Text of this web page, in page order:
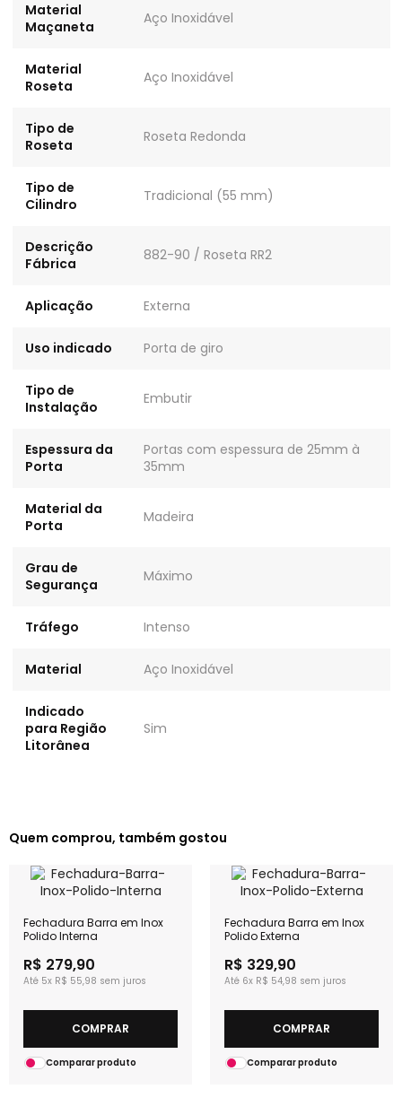
Material
Maçaneta
Aço Inoxidável
Material
Roseta
Aço Inoxidável
Tipo de
Roseta
Roseta Redonda
Tipo de
Cilindro
Tradicional (55 mm)
Descrição
Fábrica
882-90 / Roseta RR2
Aplicação Externa
Uso indicado Porta de giro
Tipo de
Instalação
Embutir
Espessura da
Porta
Portas com espessura de 25mm à
35mm
Material da
Porta
Madeira
Grau de
Segurança
Máximo
Tráfego Intenso
Material Aço Inoxidável
Indicado
para Região
Litorânea
Sim
Quem comprou, também gostou
Fechadura Barra em Inox
Polido Interna
R$ 279,90
5x R$ 55,98
COMPRAR
Comparar produto
Fechadura Barra em Inox
Polido Externa
R$ 329,90
6x R$ 54,98
COMPRAR
Comparar produto